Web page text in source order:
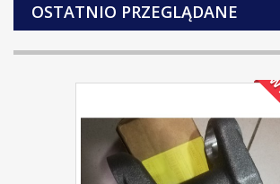
OSTATNIO PRZEGLĄDANE